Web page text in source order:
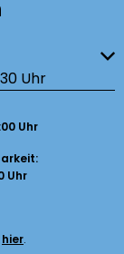
Uhr
Uhr
Uhr
hier.